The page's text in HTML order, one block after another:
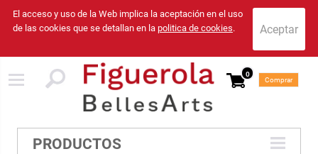
El acceso y uso de la Web implica la aceptación en el uso
de las cookies que se detallan en la politica de cookies.
0
Comprar
PRODUCTOS